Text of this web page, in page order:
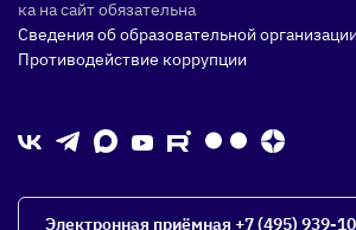
ка на сайт обя­затель­на
Сведения об образовательной организации
Противодействие коррупции
Электронная приёмная +7 (495) 939-